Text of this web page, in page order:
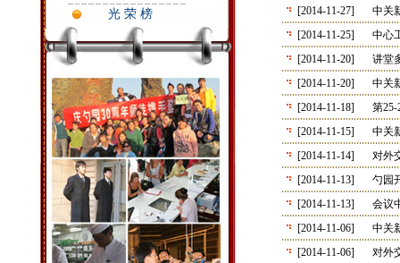
[2014-11-27]
中关
[2014-11-25]
中心
[2014-11-20]
讲堂
[2014-11-20]
中关
[2014-11-18]
第
[2014-11-15]
中关
[2014-11-14]
对外
[2014-11-13]
勺园
[2014-11-13]
会议
[2014-11-06]
中关
[2014-11-06]
对外
光 荣 榜